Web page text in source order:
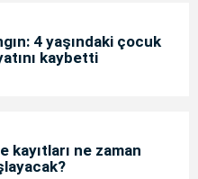
4 yaşındaki çocuk
kaybetti
kayıtları ne zaman